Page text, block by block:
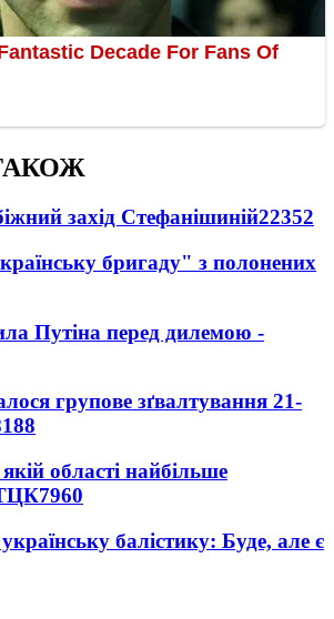
захід Стефанішиній22352
бригаду" з полонених
Путіна перед дилемою -
групове зґвалтування 21-
області найбільше
7960
балістику: Буде, але є